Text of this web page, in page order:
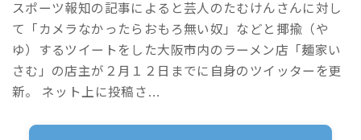
スポーツ報知の記事によると芸人のたむけんさんに対し
て「カメラなかったらおもろ無い奴」などと揶揄（や
ゆ）するツイートをした大阪市内のラーメン店「麺家い
さむ」の店主が２月１２日までに自身のツイッターを更
新。 ネット上に投稿さ…